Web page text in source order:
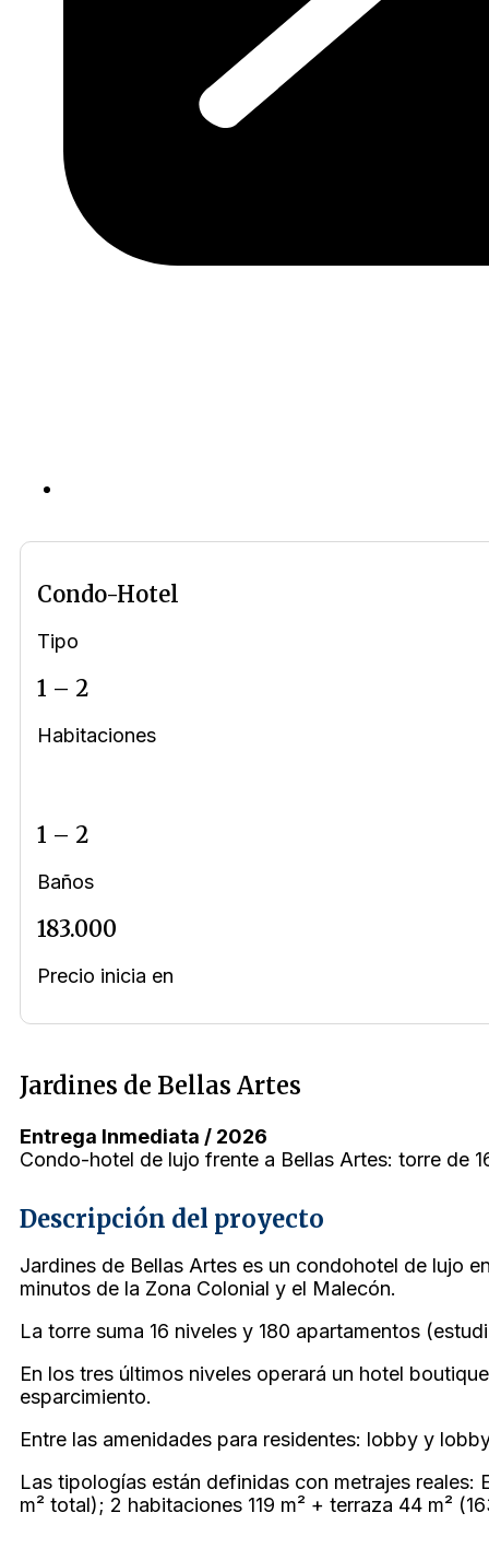
Condo-Hotel
Tipo
1 – 2
Habitaciones
1 – 2
Baños
183.000
Precio inicia en
Jardines de Bellas Artes
Entrega Inmediata / 2026
Condo-hotel de lujo frente a Bellas Artes: torre de
Descripción del proyecto
Jardines de Bellas Artes es un condohotel de lujo
minutos de la Zona Colonial y el Malecón.
La torre suma 16 niveles y 180 apartamentos
En los tres últimos niveles operará un hotel
esparcimiento.
Entre las amenidades para residentes: lobby y
Las tipologías están definidas con metrajes reales:
m² total); 2 habitaciones 119 m² + terraza 44 m²